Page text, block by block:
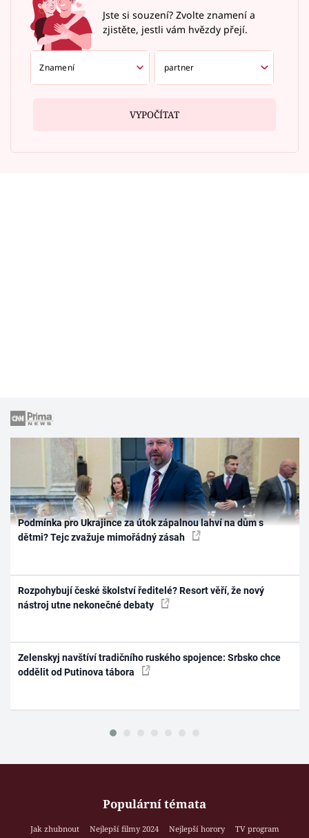
Jste si souzení? Zvolte znamení a
zjistěte, jestli vám hvězdy přejí.
VYPOČÍTAT
Podmínka pro Ukrajince za útok zápalnou lahví na dům s
dětmi? Tejc zvažuje mimořádný zásah
Rozpohybují české školství ředitelé? Resort věří, že nový
nástroj utne nekonečné debaty
Zelenskyj navštíví tradičního ruského spojence: Srbsko chce
oddělit od Putinova tábora
Populární témata
Jak zhubnout Nejlepší filmy 2024 Nejlepší horory
TV program